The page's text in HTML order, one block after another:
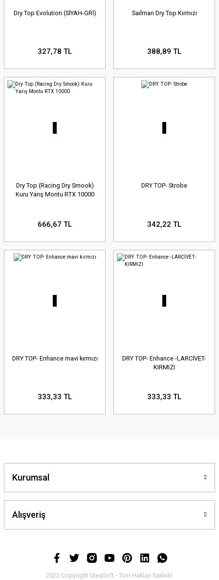
Dry Top Evolution (SİYAH-GRİ)
327,78 TL
Sailman Dry Top Kırmızı
388,89 TL
Dry Top (Racing Dry Smook)
Kuru Yarış Montu RTX 10000
666,67 TL
DRY TOP- Strobe
342,22 TL
DRY TOP- Enhance mavi kırmızı
333,33 TL
DRY TOP- Enhance -LARCİVET-
KIRMIZI
333,33 TL
Kurumsal
Alışveriş
2022 Copyright IdeaSoft - Tüm Hakları Saklıdır.